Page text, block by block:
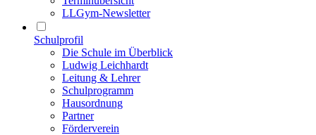
LLGym-Newsletter
Schulprofil
Die Schule im Überblick
Ludwig Leichhardt
Leitung & Lehrer
Schulprogramm
Hausordnung
Partner
Förderverein